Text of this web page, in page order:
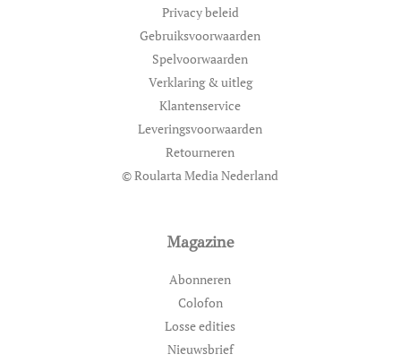
Privacy beleid
Gebruiksvoorwaarden
Spelvoorwaarden
Verklaring & uitleg
Klantenservice
Leveringsvoorwaarden
Retourneren
© Roularta Media Nederland
Magazine
Abonneren
Colofon
Losse edities
Nieuwsbrief